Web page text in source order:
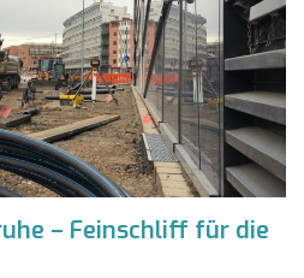
– Feinschliff für die